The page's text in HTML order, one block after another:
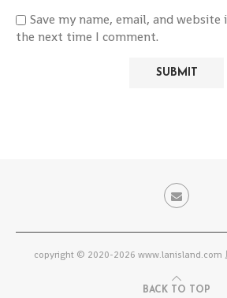
Save my name, email, and
the next time I comment.
copyright © 2020-2026 www.lanisland.com
BACK TO TOP